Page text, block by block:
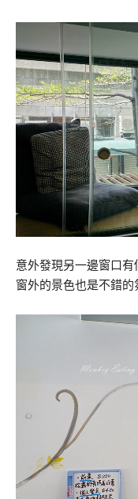
意外發現另一邊窗口
窗外的景色也是不錯的